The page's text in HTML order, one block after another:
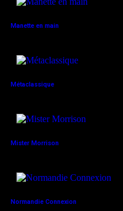
Manette en main
Métaclassique
Mister Morrison
Normandie Connexion